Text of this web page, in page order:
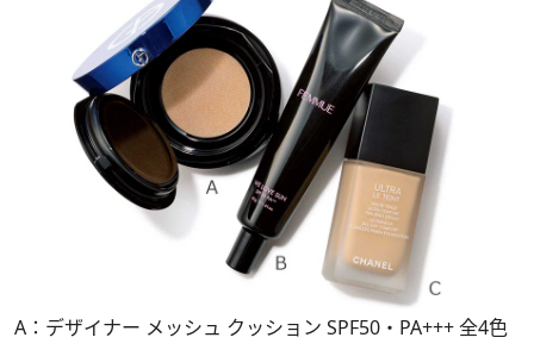
A：デザイナー メッシュ クッション SPF50・PA+++ 全4色